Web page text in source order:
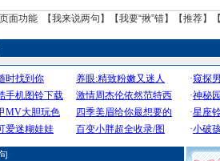
页面功能 【我来说两句 】【我要“揪”错】【推荐】